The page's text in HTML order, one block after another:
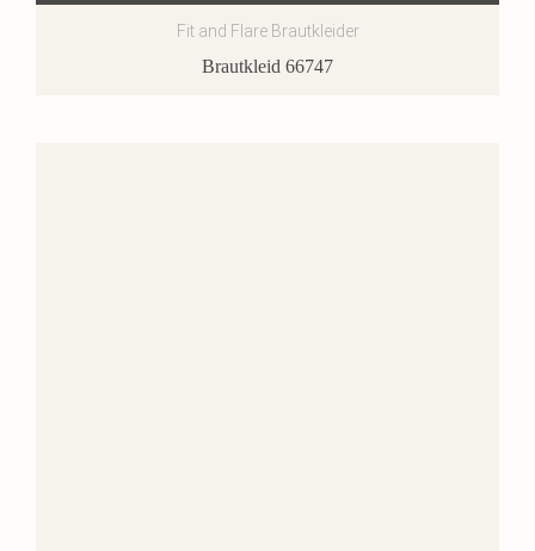
Fit and Flare Brautkleider
Brautkleid 66747